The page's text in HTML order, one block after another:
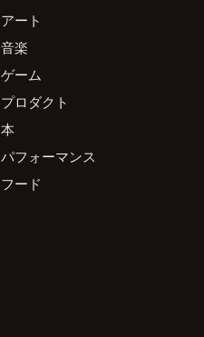
アート
音楽
ゲーム
プロダクト
本
パフォーマンス
フード